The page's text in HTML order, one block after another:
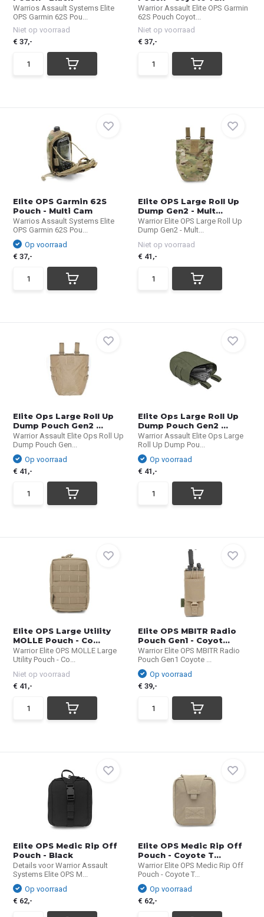
Warrios Assault Systems Elite
OPS Garmin 62S Pou...
Niet op voorraad
€ 37,-
Warrior Assault Elite OPS Garmin
62S Pouch Coyot...
Niet op voorraad
€ 37,-
Elite OPS Garmin 62S
Pouch - Multi Cam
Warrios Assault Systems Elite
OPS Garmin 62S Pou...
Op voorraad
€ 37,-
Elite OPS Large Roll Up
Dump Gen2 - Mult...
Warrior Elite OPS Large Roll Up
Dump Gen2 - Mult...
Niet op voorraad
€ 41,-
Elite Ops Large Roll Up
Dump Pouch Gen2 ...
Warrior Assault Elite Ops Roll Up
Dump Pouch Gen...
Op voorraad
€ 41,-
Elite Ops Large Roll Up
Dump Pouch Gen2 ...
Warrior Assault Elite Ops Large
Roll Up Dump Pou...
Op voorraad
€ 41,-
Elite OPS Large Utility
MOLLE Pouch - Co...
Warrior Elite OPS MOLLE Large
Utility Pouch - Co...
Niet op voorraad
€ 41,-
Elite OPS MBITR Radio
Pouch Gen1 - Coyot...
Warrior Elite OPS MBITR Radio
Pouch Gen1 Coyote ...
Op voorraad
€ 39,-
Elite OPS Medic Rip Off
Pouch - Black
Details voor Warrior Assault
Systems Elite OPS M...
Op voorraad
€ 62,-
Elite OPS Medic Rip Off
Pouch - Coyote T...
Warrior Elite OPS Medic Rip Off
Pouch - Coyote T...
Op voorraad
€ 62,-